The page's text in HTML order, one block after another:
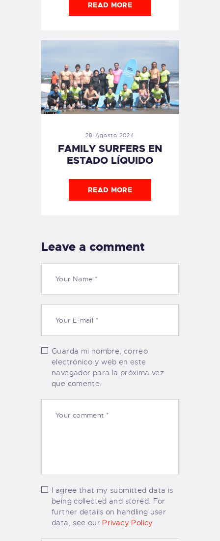
READ MORE
28 Agosto 2024
FAMILY SURFERS EN
ESTADO LÍQUIDO
READ MORE
Leave a comment
Guarda mi nombre, correo
electrónico y web en este
navegador para la próxima vez
que comente.
I agree that my submitted data is
being collected and stored. For
further details on handling user
data, see our Privacy Policy